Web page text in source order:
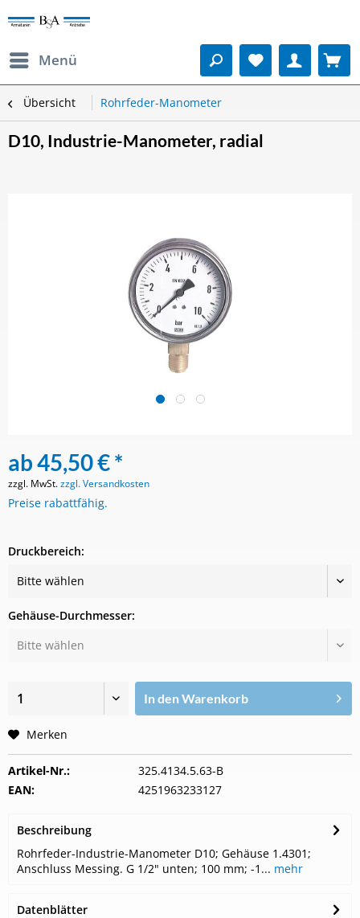
Menü
Übersicht Rohrfeder-Manometer
D10, Industrie-Manometer, radial
ab 45,50 € *
zzgl. MwSt.zzgl. Versandkosten
Preise rabattfähig.
Druckbereich:
Gehäuse-Durchmesser:
In denWarenkorb
Merken
Artikel-Nr.:
325.4134.5.63-B
EAN:
4251963233127
Beschreibung
Rohrfeder-Industrie-Manometer D10; Gehäuse 1.4301;
Anschluss Messing. G 1/2" unten; 100 mm; -1... mehr
Datenblätter